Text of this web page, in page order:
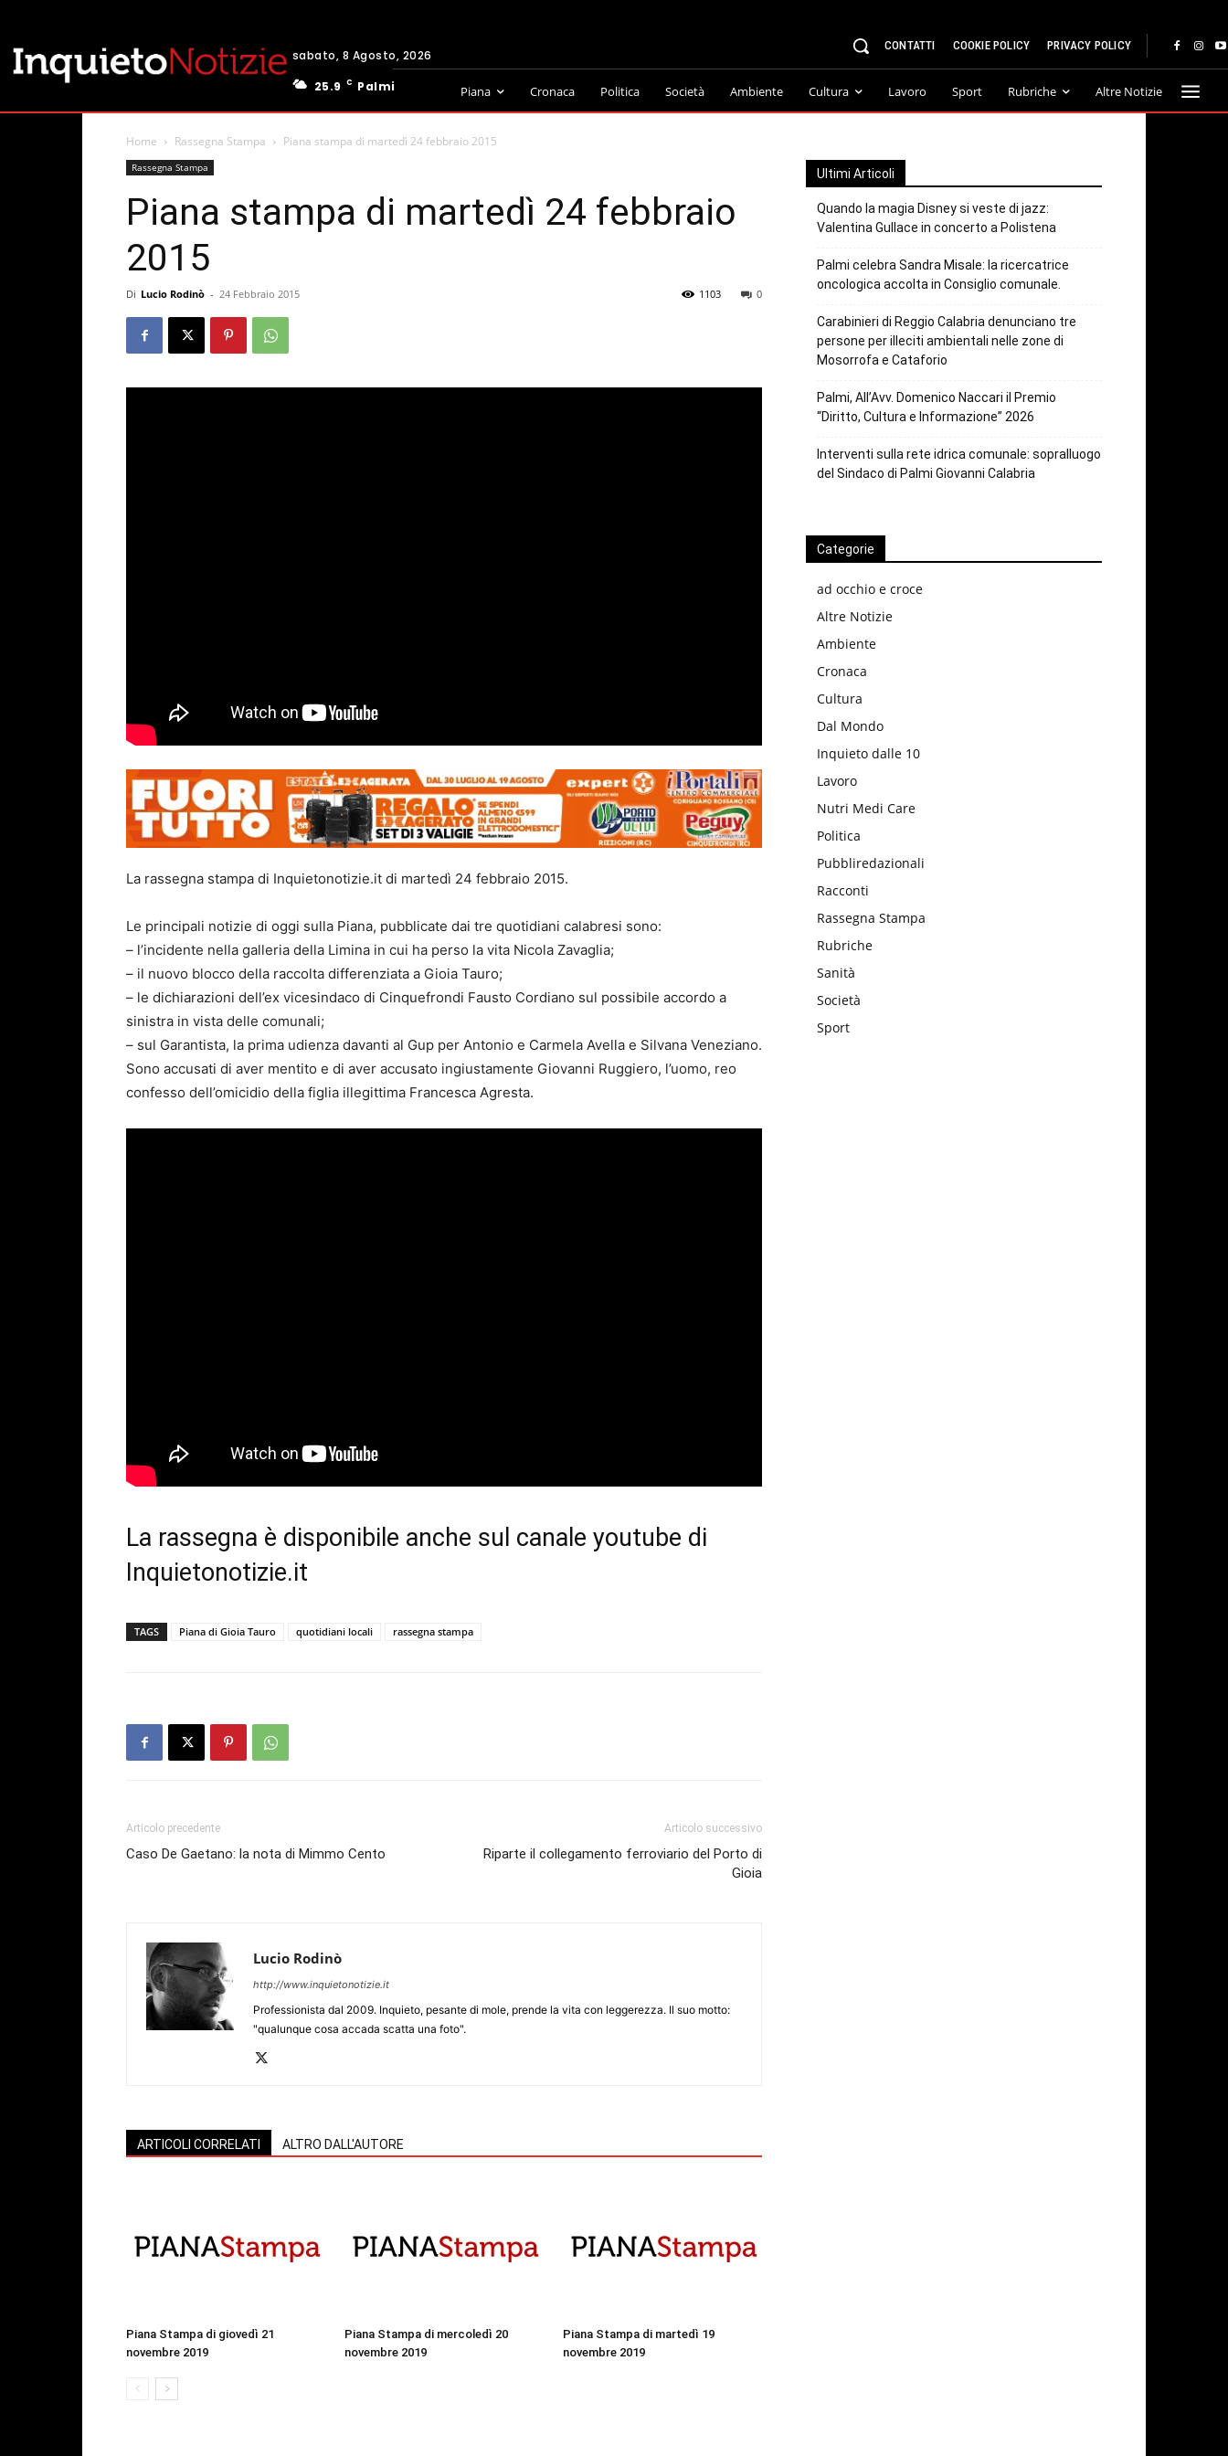
sabato, 8 Agosto, 2026
25.9
C Palmi
CONTATTI COOKIE POLICY PRIVACY POLICY
Piana Cronaca Politica Società Ambiente Cultura Lavoro Sport Rubriche Altre Notizie
Home Rassegna Stampa Piana stampa di martedì 24 febbraio 2015
Rassegna Stampa
Piana stampa di martedì 24 febbraio
2015
Di Lucio Rodinò - 24 Febbraio 2015 0
1103
La rassegna stampa di Inquietonotizie.it di martedì 24 febbraio 2015.
Le principali notizie di oggi sulla Piana, pubblicate dai tre quotidiani calabresi sono:
– l’incidente nella galleria della Limina in cui ha perso la vita Nicola Zavaglia;
– il nuovo blocco della raccolta differenziata a Gioia Tauro;
– le dichiarazioni dell’ex vicesindaco di Cinquefrondi Fausto Cordiano sul possibile accordo a
sinistra in vista delle comunali;
– sul Garantista, la prima udienza davanti al Gup per Antonio e Carmela Avella e Silvana Veneziano.
Sono accusati di aver mentito e di aver accusato ingiustamente Giovanni Ruggiero, l’uomo, reo
confesso dell’omicidio della figlia illegittima Francesca Agresta.
La rassegna è disponibile anche sul canale youtube di
Inquietonotizie.it
TAGS Piana di Gioia Tauro quotidiani locali rassegna stampa
Articolo precedente
Caso De Gaetano: la nota di Mimmo Cento
Articolo successivo
Riparte il collegamento ferroviario del Porto di
Gioia
Lucio Rodinò
http://www.inquietonotizie.it
Professionista dal 2009. Inquieto, pesante di mole, prende la vita con leggerezza. Il suo motto:
"qualunque cosa accada scatta una foto".
ARTICOLI CORRELATI ALTRO DALL'AUTORE
Piana Stampa di giovedì 21
novembre 2019
Piana Stampa di mercoledì 20
novembre 2019
Piana Stampa di martedì 19
novembre 2019
Ultimi Articoli
Quando la magia Disney si veste di jazz:
Valentina Gullace in concerto a Polistena
Palmi celebra Sandra Misale: la ricercatrice
oncologica accolta in Consiglio comunale.
Carabinieri di Reggio Calabria denunciano tre
persone per illeciti ambientali nelle zone di
Mosorrofa e Cataforio
Palmi, All’Avv. Domenico Naccari il Premio
“Diritto, Cultura e Informazione” 2026
Interventi sulla rete idrica comunale: sopralluogo
del Sindaco di Palmi Giovanni Calabria
Categorie
ad occhio e croce
Altre Notizie
Ambiente
Cronaca
Cultura
Dal Mondo
Inquieto dalle 10
Lavoro
Nutri Medi Care
Politica
Pubbliredazionali
Racconti
Rassegna Stampa
Rubriche
Sanità
Società
Sport